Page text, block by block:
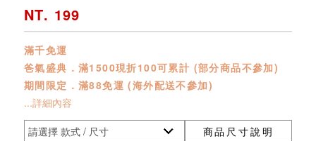
NT. 199
滿千免運
爸氣盛典．滿1500現折100可累計 (部分商品不參加)
期間限定．滿88免運 (海外配送不參加)
...詳細內容
商品尺寸說明